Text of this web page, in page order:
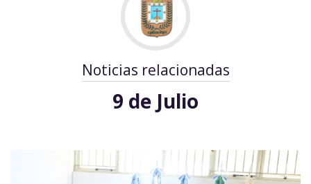
Noticias relacionadas
9 de Julio